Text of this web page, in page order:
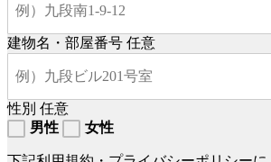
建物名・部屋番号 任意
性別 任意
男性
女性